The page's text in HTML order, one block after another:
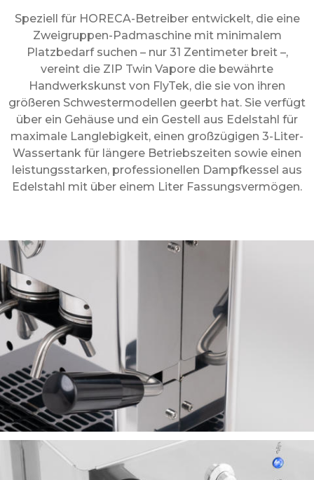
Speziell für HORECA-Betreiber entwickelt, die eine
Zweigruppen-Padmaschine mit minimalem
Platzbedarf suchen – nur 31 Zentimeter breit –,
vereint die ZIP Twin Vapore die bewährte
Handwerkskunst von FlyTek, die sie von ihren
größeren Schwestermodellen geerbt hat. Sie verfügt
über ein Gehäuse und ein Gestell aus Edelstahl für
maximale Langlebigkeit, einen großzügigen 3-Liter-
Wassertank für längere Betriebszeiten sowie einen
leistungsstarken, professionellen Dampfkessel aus
Edelstahl mit über einem Liter Fassungsvermögen.